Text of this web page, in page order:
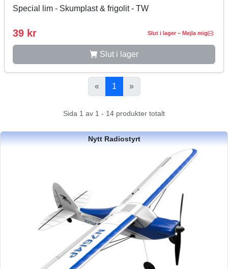
Special lim - Skumplast & frigolit - TW
39 kr Slut i lager – Mejla mig
Slut i lager
« 1 »
Sida 1 av 1 - 14 produkter totalt
Nytt Radiostyrt